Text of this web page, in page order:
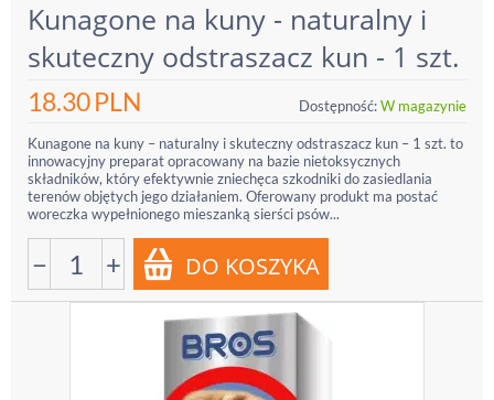
Kunagone na kuny - naturalny i
skuteczny odstraszacz kun - 1 szt.
18.30PLN Dostępność:W magazynie
Kunagone na kuny – naturalny i skuteczny odstraszacz kun – 1 szt. to
innowacyjny preparat opracowany na bazie nietoksycznych
składników, który efektywnie zniechęca szkodniki do zasiedlania
terenów objętych jego działaniem. Oferowany produkt ma postać
woreczka wypełnionego mieszanką sierści psów...
− +